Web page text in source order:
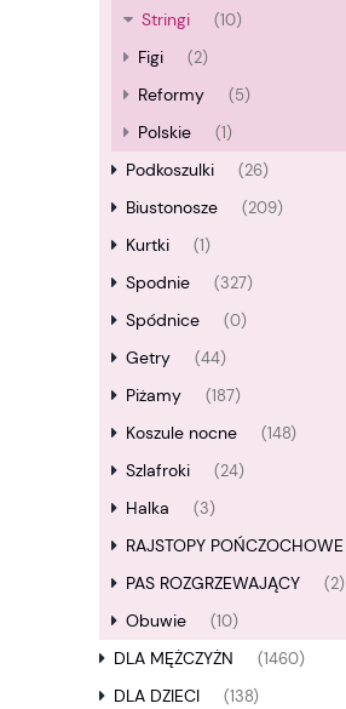
Stringi (10)
Figi (2)
Reformy (5)
Polskie (1)
Podkoszulki (26)
Biustonosze (209)
Kurtki (1)
Spodnie (327)
Spódnice (0)
Getry (44)
Piżamy (187)
Koszule nocne (148)
Szlafroki (24)
Halka (3)
RAJSTOPY POŃCZOCHOWE
PAS ROZGRZEWAJĄCY (2)
Obuwie (10)
DLA MĘŻCZYŻN (1460)
DLA DZIECI (138)